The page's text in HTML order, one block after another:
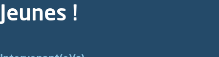
Jeunes !